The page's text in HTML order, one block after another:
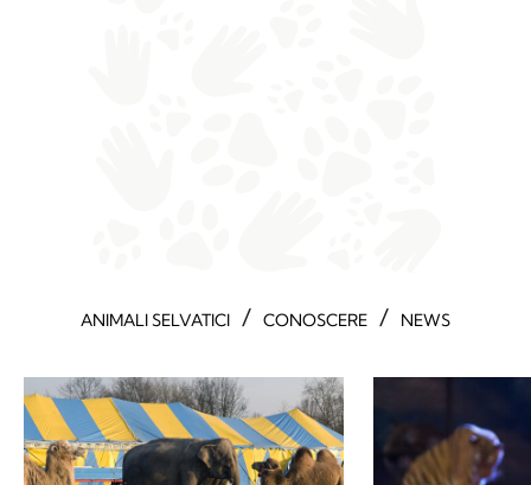
ANIMALI SELVATICI / CONOSCERE / NEWS